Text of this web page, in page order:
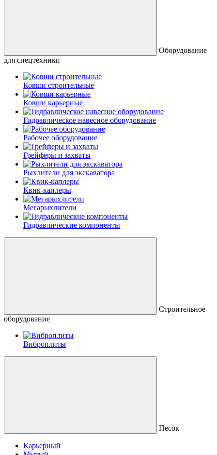
Оборудование
для спецтехники
Ковши строительные
Ковши карьерные
Гидравлическое навесное оборудование
Рабочее оборудование
Грейферы и захваты
Рыхлители для экскаватора
Квик-каплеры
Мегарыхлители
Гидравлические компоненты
Строительное
оборудование
Виброплиты
Песок
Карьерный